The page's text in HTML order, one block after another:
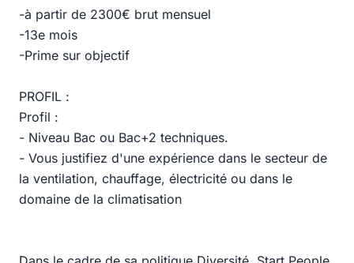
-à partir de 2300€ brut mensuel
-13e mois
-Prime sur objectif
PROFIL :
Profil :
- Niveau Bac ou Bac+2 techniques.
- Vous justifiez d'une expérience dans le secteur de
la ventilation, chauffage, électricité ou dans le
domaine de la climatisation